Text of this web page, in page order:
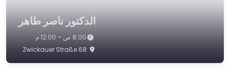
الدكتور ناصر طاهر
8:00 ص – 12:00 م
68 Zwickauer Straße